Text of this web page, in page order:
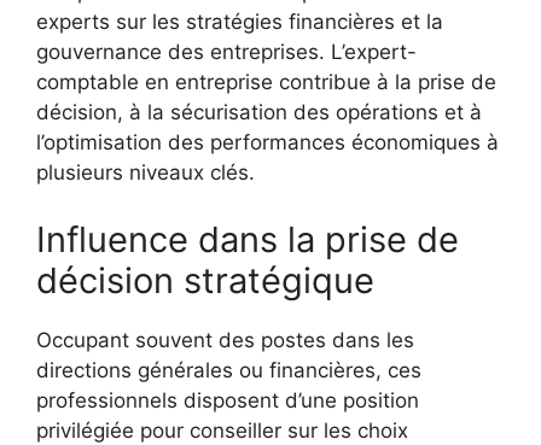
experts sur les stratégies financières et la
gouvernance des entreprises. L’expert-
comptable en entreprise contribue à la prise de
décision, à la sécurisation des opérations et à
l’optimisation des performances économiques à
plusieurs niveaux clés.
Influence dans la prise de
décision stratégique
Occupant souvent des postes dans les
directions générales ou financières, ces
professionnels disposent d’une position
privilégiée pour conseiller sur les choix